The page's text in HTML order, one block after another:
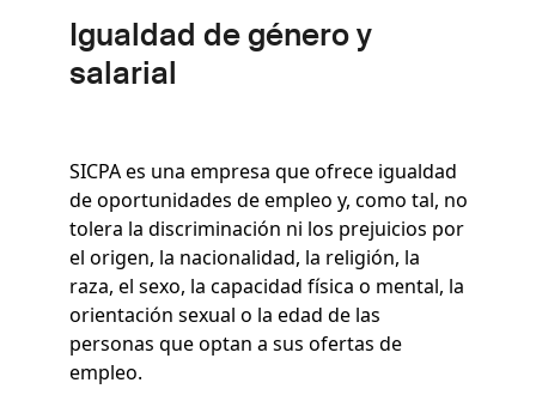
Igualdad de género y
salarial
SICPA es una empresa que ofrece igualdad
de oportunidades de empleo y, como tal, no
tolera la discriminación ni los prejuicios por
el origen, la nacionalidad, la religión, la
raza, el sexo, la capacidad física o mental, la
orientación sexual o la edad de las
personas que optan a sus ofertas de
empleo.